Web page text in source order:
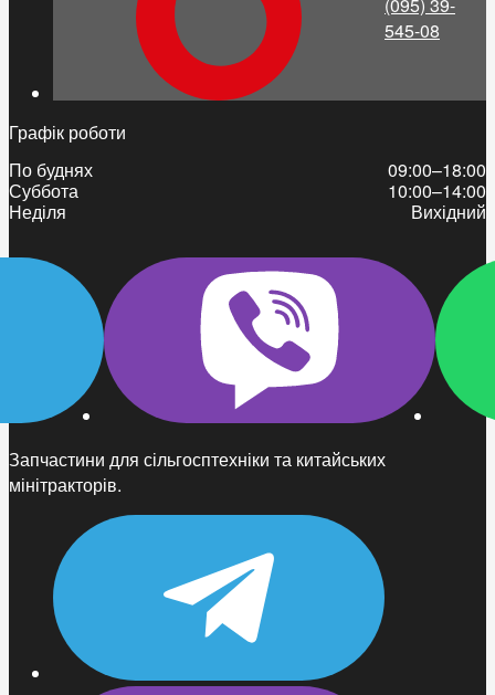
Запчастини для сільгосптехніки та китайських
мінітракторів.
545-08
Графік роботи
По буднях
09:00–18:00
Суббота
10:00–14:00
Неділя
Вихідний